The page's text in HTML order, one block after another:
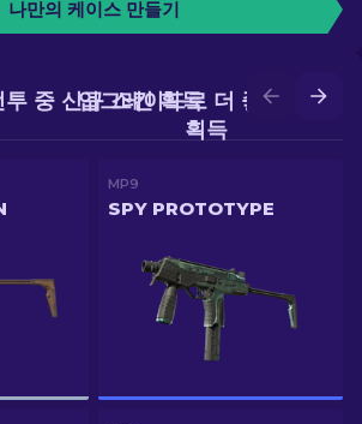
나만의 케이스 만들기
업그레이드로 더 좋은 스킨
획득
투 중 신규 스킨 획득
MP9
SPY PROTOTYPE